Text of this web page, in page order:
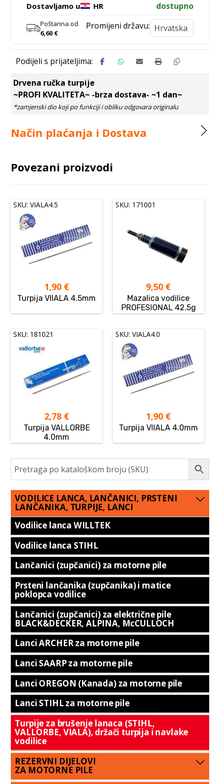
Dostavljamo u HR dostupno
Poštarina od
6,60 €
Promijeni državu:
Drvena ručka turpije
~PROFI KVALITETA~ -brza dostava- ~1 dan~
Način plaćanja i Dostava
Povezani proizvodi
SKU: VIALA4.5
1,90 €
Turpija VIIALA 4.5mm
SKU: 171001
9,50 €
Mazalica vodilice
PROFESIONAL 42.5g
SKU: 181021
2,78 €
Turpija VALLORBE
4.0mm
SKU: VIALA4.0
1,90 €
Turpija VIIALA 4.0mm
VODILICE LANCA, LANČANICI, PRSTENI
LANČANIKA, TURPIJE, LANCI
Vodilice lanca WILLTEK
Vodilice lanca STIHL
Lančanici (zupčanici) za motorne pile
Prsteni lančanika (zupčanika) i matice
poklopca vodilice
Lančanici (zupčanici) za električne pile
BLACK&DECKER, ALPINA, McCULLOCH
Lanci ARCHER za motorne pile
Lanci SAARP za motorne pile
Lanci OREGON (Kanada) za motorne pile
Lanci STIHL za motorne pile
Turpije za brušenje lanaca (STIHL,
VALLORBE, VIALA), držači turpija i navlake
vodilice
REZERVNI DIJELOVI
ZA MOTORNE PILE